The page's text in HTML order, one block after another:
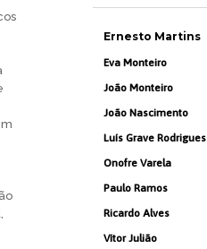
Ernesto Martins
Eva Monteiro
João Monteiro
João Nascimento
Luís Grave Rodrigues
Onofre Varela
Paulo Ramos
Ricardo Alves
Vítor Julião